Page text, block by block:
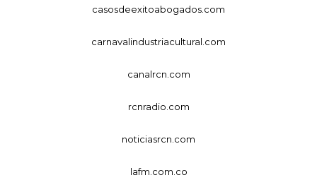
casosdeexitoabogados.com
carnavalindustriacultural.com
canalrcn.com
rcnradio.com
noticiasrcn.com
lafm.com.co